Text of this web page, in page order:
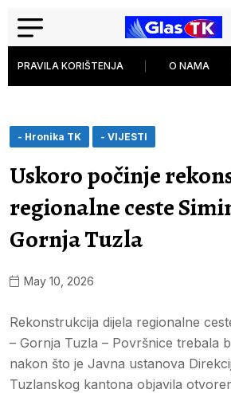
PRAVILA KORIŠTENJA O NAMA
- Hronika TK - VIJESTI
Uskoro počinje
regionalne ceste
Gornja Tuzla
May 10, 2026
Rekonstrukcija dijela regionalne
– Gornja Tuzla – Površnice trebala
nakon što je Javna ustanova
Tuzlanskog kantona objavila